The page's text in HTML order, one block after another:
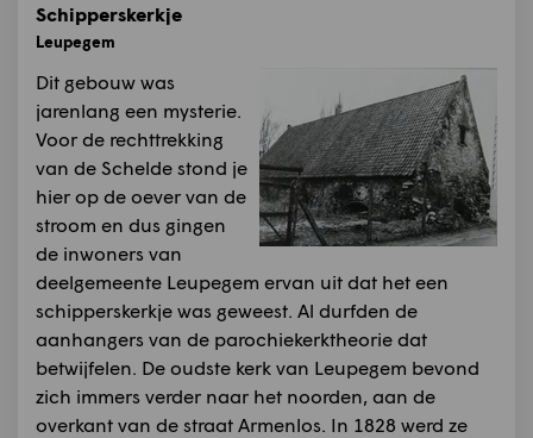
Schipperskerkje
Leupegem
Dit gebouw was
jarenlang een mysterie.
Voor de rechttrekking
van de Schelde stond je
hier op de oever van de
stroom en dus gingen
de inwoners van
deelgemeente Leupegem ervan uit dat het een
schipperskerkje was geweest. Al durfden de
aanhangers van de parochiekerktheorie dat
betwijfelen. De oudste kerk van Leupegem bevond
zich immers verder naar het noorden, aan de
overkant van de straat Armenlos. In 1828 werd ze